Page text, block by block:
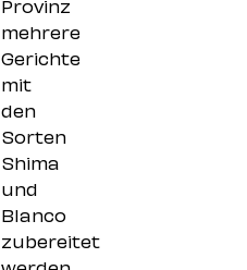
mehrere
Gerichte
mit
den
Sorten
Shima
und
Blanco
zubereitet